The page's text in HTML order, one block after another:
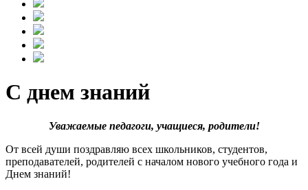
С днем знаний
Уважаемые педагоги, учащиеся, родители!
От всей души поздравляю всех школьников, студентов,
преподавателей, родителей с началом нового учебного года и
Днем знаний!